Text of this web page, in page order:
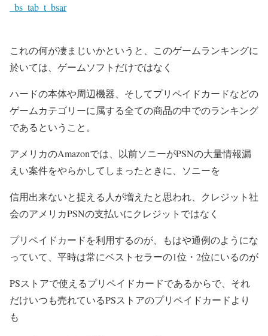
_bs_tab_t_bsar
これの何が凄まじいかというと、このゲームランキングに
於いては、ゲームソフトだけではなく
ハードの本体や周辺機器、そしてプリペイドカードなどの
ゲームカテゴリーに属する全ての商品の中でのランキング
であるということ。
アメリカのAmazonでは、以前ソニーがPSNの大量情報漏
えい案件をやらかしてしまったときに、ソニーを
信用出来ないと捉える人が増えたと思われ、クレジット社
会のアメリカPSNの支払いにクレジットではなく
プリペイドカードを利用するのが、もはや通例のようにな
っていて、平時は常にベストセラーの1位・2位にいるのが
PSストアで使えるプリペイドカードであるからで、それ
だけいつも売れているPSストアのプリペイドカードより
も